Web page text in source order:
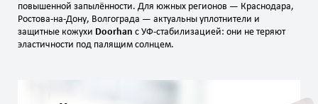
повышенной запылённости. Для южных регионов — Краснодара,
Ростова‑на‑Дону, Волгограда — актуальны уплотнители и
защитные кожухи Doorhan с УФ‑стабилизацией: они не теряют
эластичности под палящим солнцем.